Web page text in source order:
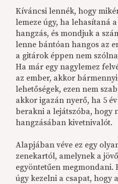
Kíváncsi lennék, hogy
lemeze úgy, ha lehasítaná
hangzás, és mondjuk a
lenne bántóan hangos az
a gitárok éppen nem
Ha már egy nagylemez
az ember, akkor
lehetőségek, ezen nem
akkor igazán nyerő, ha 5
berakni a lejátszóba, hogy
hangzásában kivetnivalót.
Alapjában véve ez egy
zenekartól, amelynek a
egyöntetűen
úgy kezelni a csapat, hogy